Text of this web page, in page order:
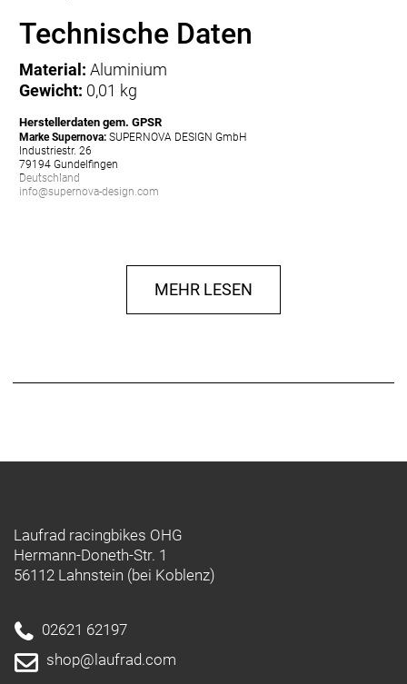
Technische Daten
Material: Aluminium
Gewicht: 0,01 kg
Herstellerdaten gem. GPSR
Marke Supernova: SUPERNOVA DESIGN GmbH
Industriestr. 26
79194 Gundelfingen
Deutschland
info@supernova-design.com
MEHR LESEN
Laufrad racingbikes OHG
Hermann-Doneth-Str. 1
56112 Lahnstein (bei Koblenz)
02621 62197
shop@laufrad.com